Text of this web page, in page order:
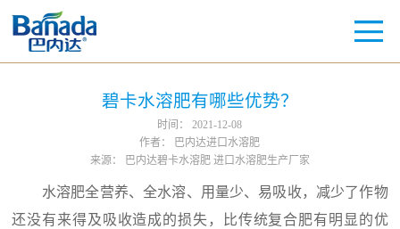
碧卡水溶肥有哪些优势？
时间：
2021-12-08
作者：
巴内达进口水溶肥
来源：
巴内达碧卡水溶肥 进口水溶肥生产厂家
水溶肥全营养、全水溶、用量少、易吸收，减少了作物
还没有来得及吸收造成的损失，比传统复合肥有明显的优